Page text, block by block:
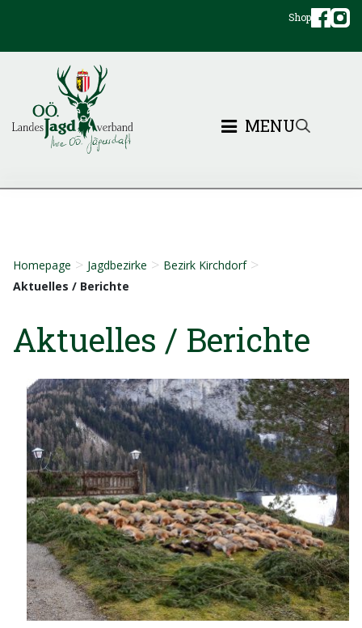
Shop
MENU
Homepage > Jagdbezirke > Bezirk Kirchdorf >
Aktuelles / Berichte
Aktuelles / Berichte